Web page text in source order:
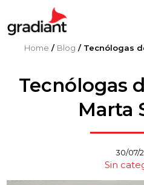
Home / Blog / Tecnólogas
Tecnólogas
Marta
30/07/
Sin